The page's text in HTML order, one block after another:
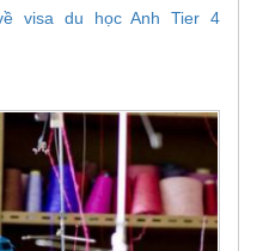
visa du học Anh Tier 4